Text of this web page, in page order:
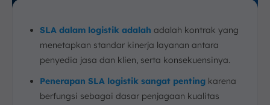
SLA dalam logistik adalah adalah kontrak yang
menetapkan standar kinerja layanan antara
penyedia jasa dan klien, serta konsekuensinya.
Penerapan SLA logistik sangat penting karena
berfungsi sebagai dasar penjagaan kualitas